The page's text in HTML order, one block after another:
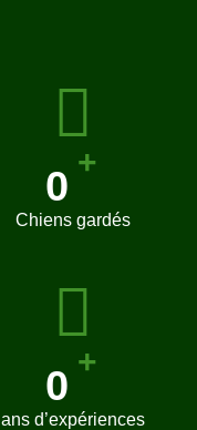
0
+
Chiens gardés
0
+
ans d’expériences